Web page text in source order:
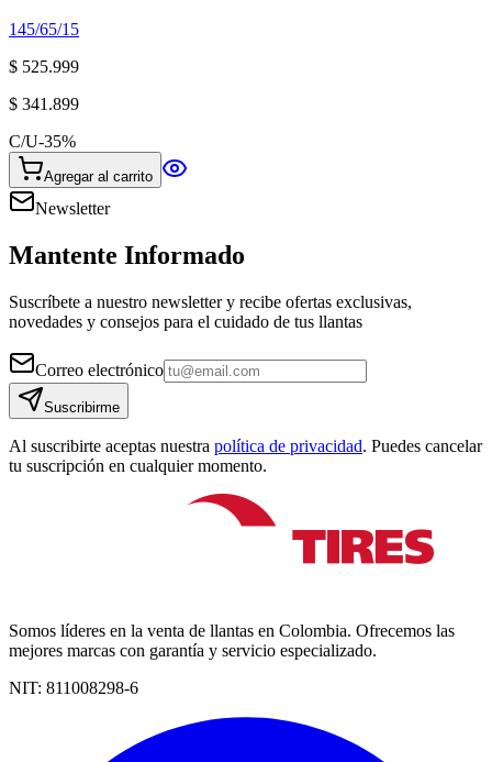
145/65/15
$ 525.999
$ 341.899
C/U-35%
Agregar al carrito
Newsletter
Mantente Informado
Suscríbete a nuestro newsletter y recibe ofertas exclusivas,
novedades y consejos para el cuidado de tus llantas
Correo electrónico
Suscribirme
Al suscribirte aceptas nuestra política de privacidad. Puedes cancelar
tu suscripción en cualquier momento.
Somos líderes en la venta de llantas en Colombia. Ofrecemos las
mejores marcas con garantía y servicio especializado.
NIT: 811008298-6